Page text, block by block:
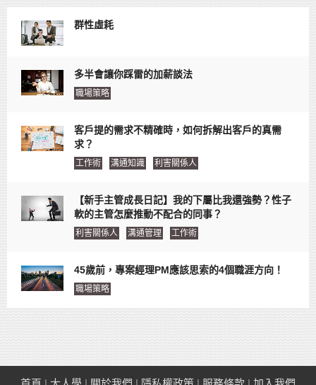
群性虛耗
多半會讓你踩雷的加薪談法
職場策略
客戶提的需求不精確時，如何拆解出客戶的真需
求？
工作術 溝通知識 利害關係人
【新手主管成長日記】我的下屬比我還強勢？性子
軟的主管怎麼推動不配合的同事？
利害關係人 溝通管理 工作術
45歲前，專案經理PM應該思索的4個職涯方向！
職場策略